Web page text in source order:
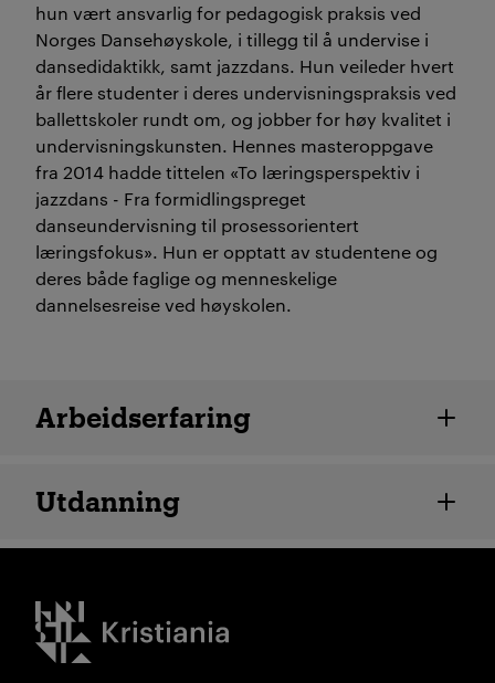
hun vært ansvarlig for pedagogisk praksis ved
Norges Dansehøyskole, i tillegg til å undervise i
dansedidaktikk, samt jazzdans. Hun veileder hvert
år flere studenter i deres undervisningspraksis ved
ballettskoler rundt om, og jobber for høy kvalitet i
undervisningskunsten. Hennes masteroppgave
fra 2014 hadde tittelen «To læringsperspektiv i
jazzdans - Fra formidlingspreget
danseundervisning til prosessorientert
læringsfokus». Hun er opptatt av studentene og
deres både faglige og menneskelige
dannelsesreise ved høyskolen.
Ansatte detaljer
Arbeidserfaring
Utdanning
Kristiania logo